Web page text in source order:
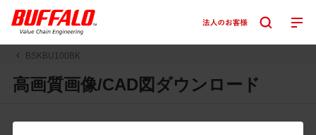
BSKBU100BK
高画質画像/CAD図ダウンロード